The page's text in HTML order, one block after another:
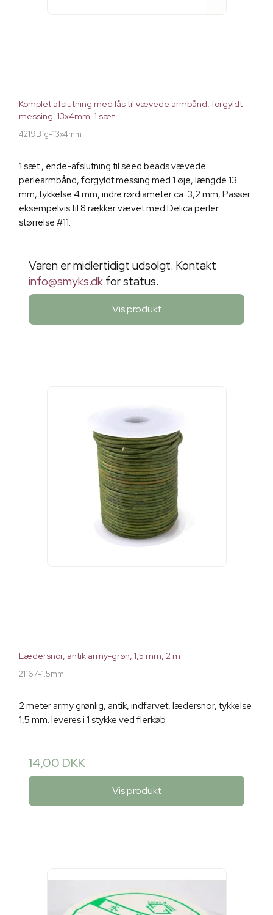
Komplet afslutning med lås til vævede armbånd, forgyldt
messing, 13x4mm, 1 sæt
4219Bfg-13x4mm
1 sæt., ende-afslutning til seed beads vævede
perlearmbånd, forgyldt messing med 1 øje, længde 13
mm, tykkelse 4 mm, indre rørdiameter ca. 3,2 mm, Passer
eksempelvis til 8 rækker vævet med Delica perler
størrelse #11.
Varen er midlertidigt udsolgt. Kontakt
info@smyks.dk for status.
Vis produkt
Lædersnor, antik army-grøn, 1,5 mm, 2 m
21167-1.5mm
2 meter army grønlig, antik, indfarvet, lædersnor, tykkelse
1,5 mm. leveres i 1 stykke ved flerkøb
14,00 DKK
Vis produkt